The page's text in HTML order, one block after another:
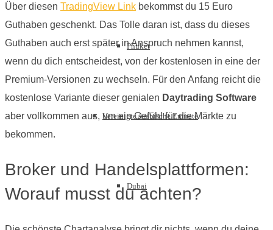
Phuket
Vereinigte Arabische Emirate
Dubai
Über diesen TradingView Link bekommst du 15 Euro
Guthaben geschenkt. Das Tolle daran ist, dass du dieses
Guthaben auch erst später in Anspruch nehmen kannst,
wenn du dich entscheidest, von der kostenlosen in eine der
Premium-Versionen zu wechseln. Für den Anfang reicht die
kostenlose Variante dieser genialen Daytrading Software
aber vollkommen aus, um ein Gefühl für die Märkte zu
bekommen.
Broker und Handelsplattformen:
Worauf musst du achten?